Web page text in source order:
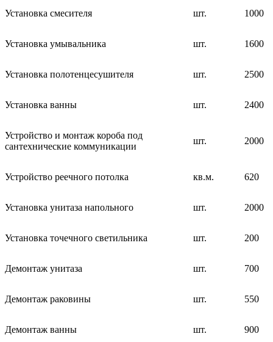
Установка смесителя шт. 1000
Установка умывальника шт. 1600
Установка полотенцесушителя шт. 2500
Установка ванны шт. 2400
Устройство и монтаж короба под
сантехнические коммуникации
шт. 2000
Устройство реечного потолка кв.м. 620
Установка унитаза напольного шт. 2000
Установка точечного светильника шт. 200
Демонтаж унитаза шт. 700
Демонтаж раковины шт. 550
Демонтаж ванны шт. 900